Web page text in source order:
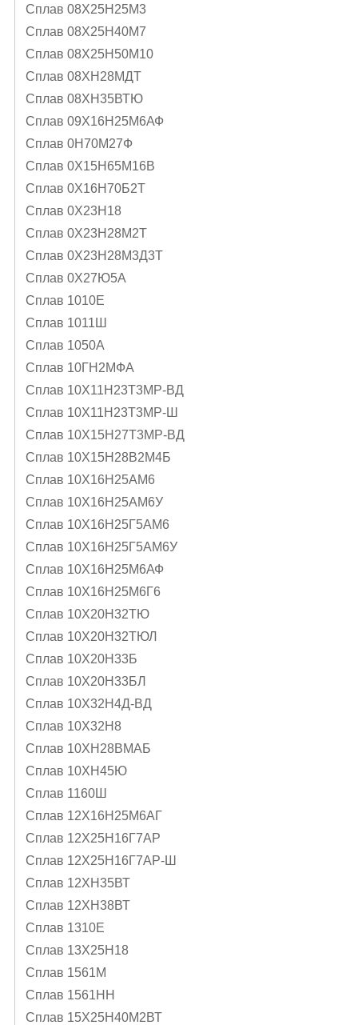
Сплав 08Х25Н25М3
Сплав 08Х25Н40М7
Сплав 08Х25Н50М10
Сплав 08ХН28МДТ
Сплав 08ХН35ВТЮ
Сплав 09Х16Н25М6АФ
Сплав 0Н70М27Ф
Сплав 0Х15Н65М16В
Сплав 0Х16Н70Б2Т
Сплав 0Х23Н18
Сплав 0Х23Н28М2Т
Сплав 0Х23Н28М3Д3Т
Сплав 0Х27Ю5А
Сплав 1010Е
Сплав 1011Ш
Сплав 1050А
Сплав 10ГН2МФА
Сплав 10Х11Н23Т3МР-ВД
Сплав 10Х11Н23Т3МР-Ш
Сплав 10Х15Н27Т3МР-ВД
Сплав 10Х15Н28В2М4Б
Сплав 10Х16Н25АМ6
Сплав 10Х16Н25АМ6У
Сплав 10Х16Н25Г5АМ6
Сплав 10Х16Н25Г5АМ6У
Сплав 10Х16Н25М6АФ
Сплав 10Х16Н25М6Г6
Сплав 10Х20Н32ТЮ
Сплав 10Х20Н32ТЮЛ
Сплав 10Х20Н33Б
Сплав 10Х20Н33БЛ
Сплав 10Х32Н4Д-ВД
Сплав 10Х32Н8
Сплав 10ХН28ВМАБ
Сплав 10ХН45Ю
Сплав 1160Ш
Сплав 12Х16Н25М6АГ
Сплав 12Х25Н16Г7АР
Сплав 12Х25Н16Г7АР-Ш
Сплав 12ХН35ВТ
Сплав 12ХН38ВТ
Сплав 1310Е
Сплав 13Х25Н18
Сплав 1561М
Сплав 1561НН
Сплав 15Х25Н40М2ВТ